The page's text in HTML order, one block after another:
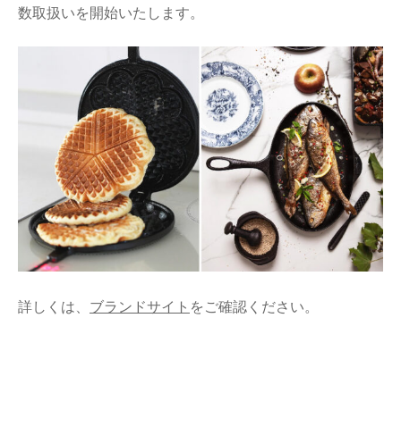
数取扱いを開始いたします。
詳しくは、 ブランドサイト をご確認ください。